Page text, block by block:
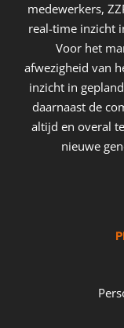
medewerkers,
real-time inzicht
Voor het
afwezigheid van
inzicht in
daarnaast de
altijd en overal
nieuwe